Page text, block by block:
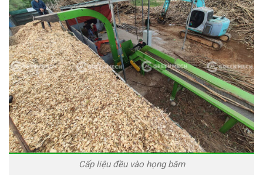
Cấp liệu đều vào họng băm